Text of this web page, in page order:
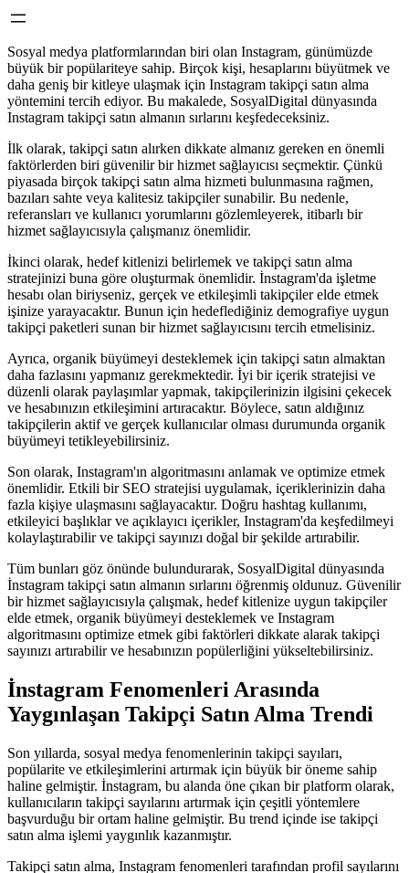
Sosyal medya platformlarından biri olan Instagram, günümüzde
büyük bir popülariteye sahip. Birçok kişi, hesaplarını büyütmek ve
daha geniş bir kitleye ulaşmak için Instagram takipçi satın alma
yöntemini tercih ediyor. Bu makalede, SosyalDigital dünyasında
Instagram takipçi satın almanın sırlarını keşfedeceksiniz.
İlk olarak, takipçi satın alırken dikkate almanız gereken en önemli
faktörlerden biri güvenilir bir hizmet sağlayıcısı seçmektir. Çünkü
piyasada birçok takipçi satın alma hizmeti bulunmasına rağmen,
bazıları sahte veya kalitesiz takipçiler sunabilir. Bu nedenle,
referansları ve kullanıcı yorumlarını gözlemleyerek, itibarlı bir
hizmet sağlayıcısıyla çalışmanız önemlidir.
İkinci olarak, hedef kitlenizi belirlemek ve takipçi satın alma
stratejinizi buna göre oluşturmak önemlidir. İnstagram'da işletme
hesabı olan biriyseniz, gerçek ve etkileşimli takipçiler elde etmek
işinize yarayacaktır. Bunun için hedeflediğiniz demografiye uygun
takipçi paketleri sunan bir hizmet sağlayıcısını tercih etmelisiniz.
Ayrıca, organik büyümeyi desteklemek için takipçi satın almaktan
daha fazlasını yapmanız gerekmektedir. İyi bir içerik stratejisi ve
düzenli olarak paylaşımlar yapmak, takipçilerinizin ilgisini çekecek
ve hesabınızın etkileşimini artıracaktır. Böylece, satın aldığınız
takipçilerin aktif ve gerçek kullanıcılar olması durumunda organik
büyümeyi tetikleyebilirsiniz.
Son olarak, Instagram'ın algoritmasını anlamak ve optimize etmek
önemlidir. Etkili bir SEO stratejisi uygulamak, içeriklerinizin daha
fazla kişiye ulaşmasını sağlayacaktır. Doğru hashtag kullanımı,
etkileyici başlıklar ve açıklayıcı içerikler, Instagram'da keşfedilmeyi
kolaylaştırabilir ve takipçi sayınızı doğal bir şekilde artırabilir.
Tüm bunları göz önünde bulundurarak, SosyalDigital dünyasında
İnstagram takipçi satın almanın sırlarını öğrenmiş oldunuz. Güvenilir
bir hizmet sağlayıcısıyla çalışmak, hedef kitlenize uygun takipçiler
elde etmek, organik büyümeyi desteklemek ve Instagram
algoritmasını optimize etmek gibi faktörleri dikkate alarak takipçi
sayınızı artırabilir ve hesabınızın popülerliğini yükseltebilirsiniz.
İnstagram Fenomenleri Arasında
Yaygınlaşan Takipçi Satın Alma Trendi
Son yıllarda, sosyal medya fenomenlerinin takipçi sayıları,
popülarite ve etkileşimlerini artırmak için büyük bir öneme sahip
haline gelmiştir. İnstagram, bu alanda öne çıkan bir platform olarak,
kullanıcıların takipçi sayılarını artırmak için çeşitli yöntemlere
başvurduğu bir ortam haline gelmiştir. Bu trend içinde ise takipçi
satın alma işlemi yaygınlık kazanmıştır.
Takipçi satın alma, Instagram fenomenleri tarafından profil sayılarını